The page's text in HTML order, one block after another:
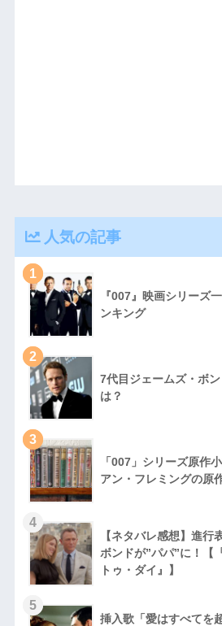
人気の記事
1
『007』映画シリーズ
ンキング
2
7代目ジェームズ・ボ
は？
3
「007」シリーズ原作
アン・フレミングの原
4
【ネタバレ感想】進行
ボンドが”パパ”に！【
トゥ・ダイ』】
5
挿入歌「愛はすべてを